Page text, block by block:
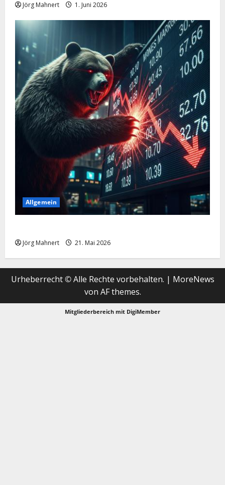
Jörg Mahnert 1. Juni 2026
Allgemein
Jörg Mahnert 21. Mai 2026
Urheberrecht © Alle Rechte vorbehalten. | MoreNews
von AF themes.
Mitgliederbereich mit DigiMember